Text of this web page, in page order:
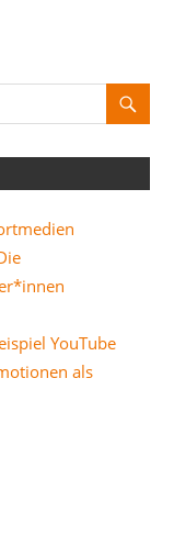
YouTube
als